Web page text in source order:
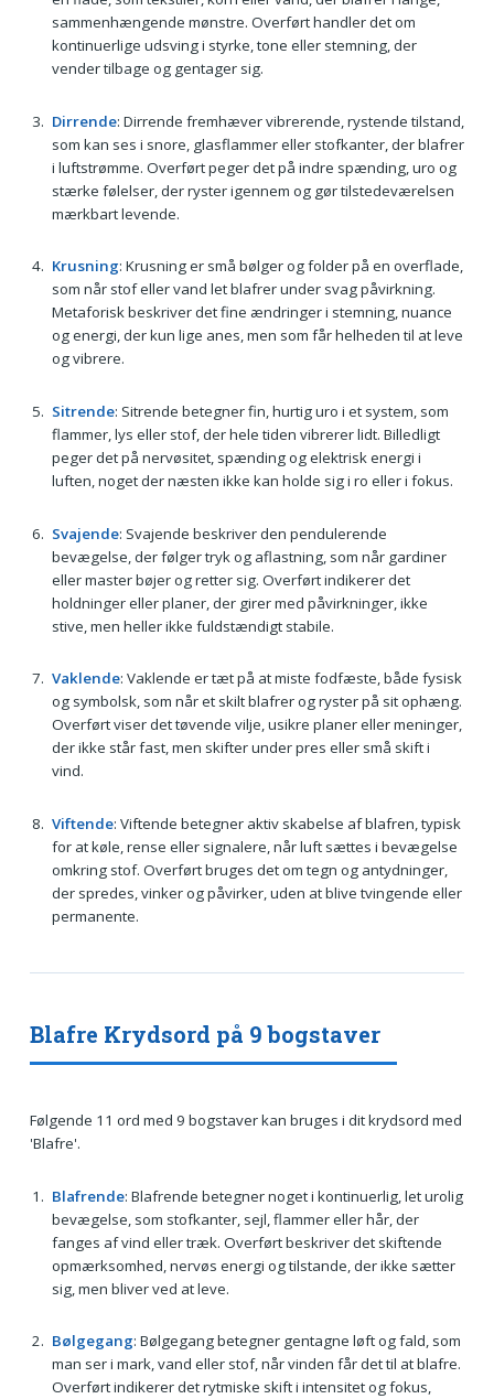
sammenhængende mønstre. Overført handler det om
kontinuerlige udsving i styrke, tone eller stemning, der
vender tilbage og gentager sig.
Dirrende: Dirrende fremhæver vibrerende, rystende tilstand,
som kan ses i snore, glasflammer eller stofkanter, der blafrer
i luftstrømme. Overført peger det på indre spænding, uro og
stærke følelser, der ryster igennem og gør tilstedeværelsen
mærkbart levende.
Krusning: Krusning er små bølger og folder på en overflade,
som når stof eller vand let blafrer under svag påvirkning.
Metaforisk beskriver det fine ændringer i stemning, nuance
og energi, der kun lige anes, men som får helheden til at leve
og vibrere.
Sitrende: Sitrende betegner fin, hurtig uro i et system, som
flammer, lys eller stof, der hele tiden vibrerer lidt. Billedligt
peger det på nervøsitet, spænding og elektrisk energi i
luften, noget der næsten ikke kan holde sig i ro eller i fokus.
Svajende: Svajende beskriver den pendulerende
bevægelse, der følger tryk og aflastning, som når gardiner
eller master bøjer og retter sig. Overført indikerer det
holdninger eller planer, der girer med påvirkninger, ikke
stive, men heller ikke fuldstændigt stabile.
Vaklende: Vaklende er tæt på at miste fodfæste, både fysisk
og symbolsk, som når et skilt blafrer og ryster på sit ophæng.
Overført viser det tøvende vilje, usikre planer eller meninger,
der ikke står fast, men skifter under pres eller små skift i
vind.
Viftende: Viftende betegner aktiv skabelse af blafren, typisk
for at køle, rense eller signalere, når luft sættes i bevægelse
omkring stof. Overført bruges det om tegn og antydninger,
der spredes, vinker og påvirker, uden at blive tvingende eller
permanente.
Blafre Krydsord på 9 bogstaver
Følgende 11 ord med 9 bogstaver kan bruges i dit krydsord med
'Blafre'.
Blafrende: Blafrende betegner noget i kontinuerlig, let urolig
bevægelse, som stofkanter, sejl, flammer eller hår, der
fanges af vind eller træk. Overført beskriver det skiftende
opmærksomhed, nervøs energi og tilstande, der ikke sætter
sig, men bliver ved at leve.
Bølgegang: Bølgegang betegner gentagne løft og fald, som
man ser i mark, vand eller stof, når vinden får det til at blafre.
Overført indikerer det rytmiske skift i intensitet og fokus,